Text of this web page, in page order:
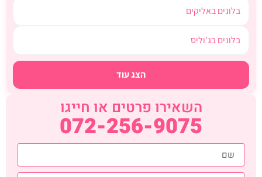
בלונים באליקים
בלונים בג'וליס
הצג עוד
השאירו פרטים או חייגו
072-256-9075